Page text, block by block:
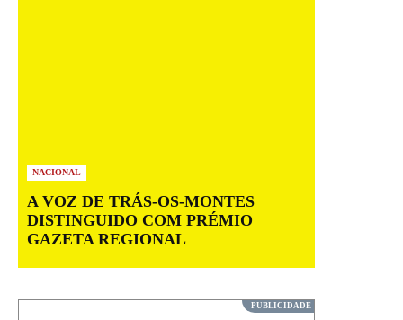
NACIONAL
A VOZ DE TRÁS-OS-MONTES
DISTINGUIDO COM PRÉMIO
GAZETA REGIONAL